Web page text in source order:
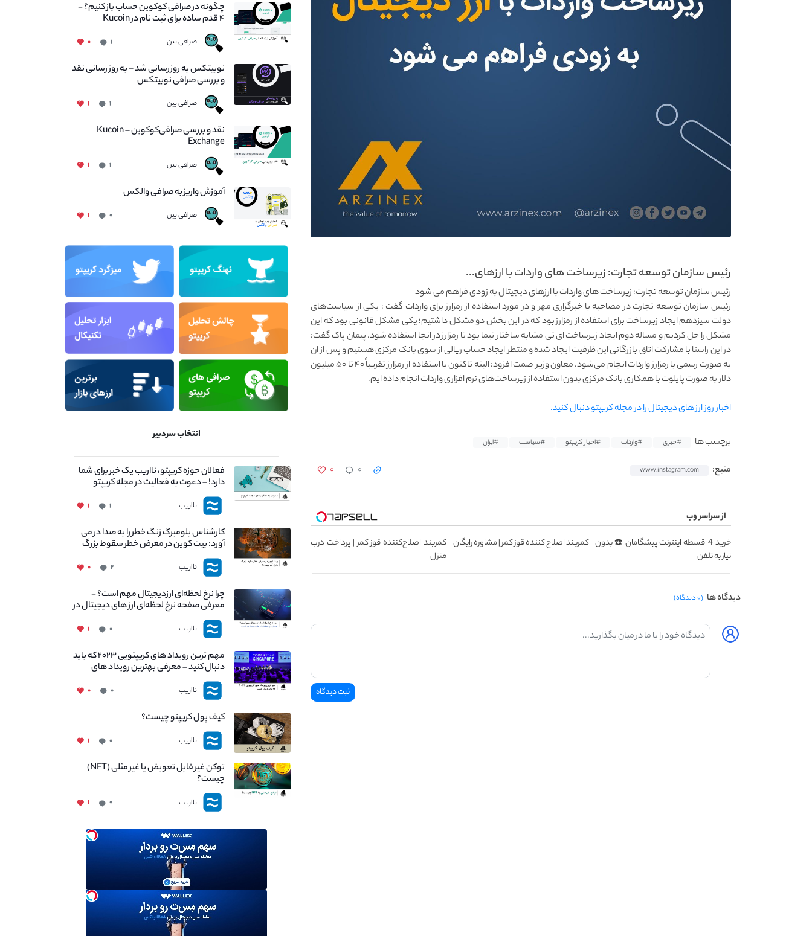
رئیس سازمان توسعه تجارت: زیرساخت‌ های واردات با ارزهای...
رئیس سازمان توسعه تجارت: زیرساخت‌ های واردات با ارزهای دیجیتال به زودی فراهم می شود
رئیس سازمان توسعه تجارت در مصاحبه با خبرگزاری مهر و در مورد استفاده از رمزارز برای واردات گفت : یکی از سیاست‌های
دولت سیزدهم ایجاد زیرساخت برای استفاده از رمزارز بود که در این بخش دو مشکل داشتیم؛ یکی مشکل قانونی بود که این
مشکل را حل کردیم و مساله دوم ایجاد زیرساخت ای تی مشابه ساختار نیما بود تا رمزارز در انجا استفاده شود. پیمان پاک گفت:
در این راستا با مشارکت اتاق بازرگانی این ظرفیت ایجاد شده و منتظر ایجاد حساب ریالی از سوی بانک مرکزی هستیم و پس از ان
به صورت رسمی با رمزارز واردات انجام می‌شود. معاون وزیر صمت افزود: البنه تاکنون با استفاده از رمزارز تقریباً ۴۰ تا ۵۰ میلیون
دلار به صورت پایلوت با همکاری بانک مرکزی بدون استفاده از زیرساخت‌های نرم افزاری واردات انجام داده ایم.
اخبار روز ارز های دیجیتال را در مجله کریپتو دنبال کنید.
برچسب ها #خبری #واردات #اخبار کریپتو #سیاست #ایران
منبع: www.instagram.com ۰ ۰
از سراسر وب
خرید 4 قسطه اینترنت پیشگامان ☎️ بدون
نیاز به تلفن
کمربند اصلاح کننده قوز کمر | مشاوره رایگان کمربند اصلاح‌کننده قوز کمر | پرداخت درب
منزل
دیدگاه ها (۰ دیدگاه)
چگونه در صرافی کوکوین حساب باز کنیم؟ -
۴ قدم ساده برای ثبت نام در Kucoin
صرافی بین ۱ ۰
نوبیتکس به روزرسانی شد – به روز رسانی نقد
و بررسی صرافی نوبیتکس
صرافی بین ۱ ۱
نقد و بررسی صرافی‌کوکوین – Kucoin
Exchange
صرافی بین ۱ ۱
آموزش واریز به صرافی والکس
صرافی بین ۰ ۱
انتخاب سردبیر
فعالان حوزه کریپتو، نااریب یک خبر برای شما
دارد! – دعوت به فعالیت در مجله کریپتو
نااریب ۱ ۱
کارشناس بلومبرگ زنگ خطر را به صدا در می
آورد: بیت کوین در معرض خطر سقوط بزرگ
است - دلیل آن چیست؟
نااریب ۲ ۰
چرا نرخ لحظه‌ای ارزدیجیتال مهم است؟ -
معرفی صفحه نرخ لحظه‌ای ارز های دیجیتال در
نااریب
نااریب ۰ ۱
مهم ترین رویداد های کریپتویی ۲۰۲۳ که باید
دنبال کنید – معرفی بهترین رویداد های
جهانی
نااریب ۰ ۰
کیف پول کریپتو چیست؟
نااریب ۰ ۱
توکن غیر قابل تعویض یا غیر مثلی (NFT)
چیست؟
نااریب ۰ ۱